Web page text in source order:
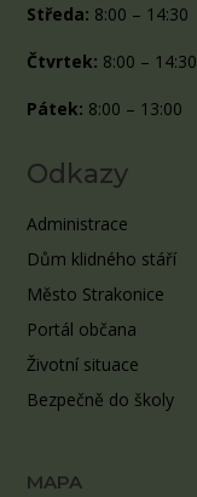
Středa: 8:00 – 14:30
Čtvrtek: 8:00 – 14:30
Pátek: 8:00 – 13:00
Odkazy
Administrace
Dům klidného stáří
Město Strakonice
Portál občana
Životní situace
Bezpečně do školy
MAPA